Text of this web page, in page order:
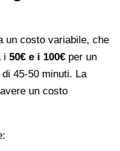
un costo variabile, che
i 50€ e i 100€ per un
45-50 minuti. La
un costo